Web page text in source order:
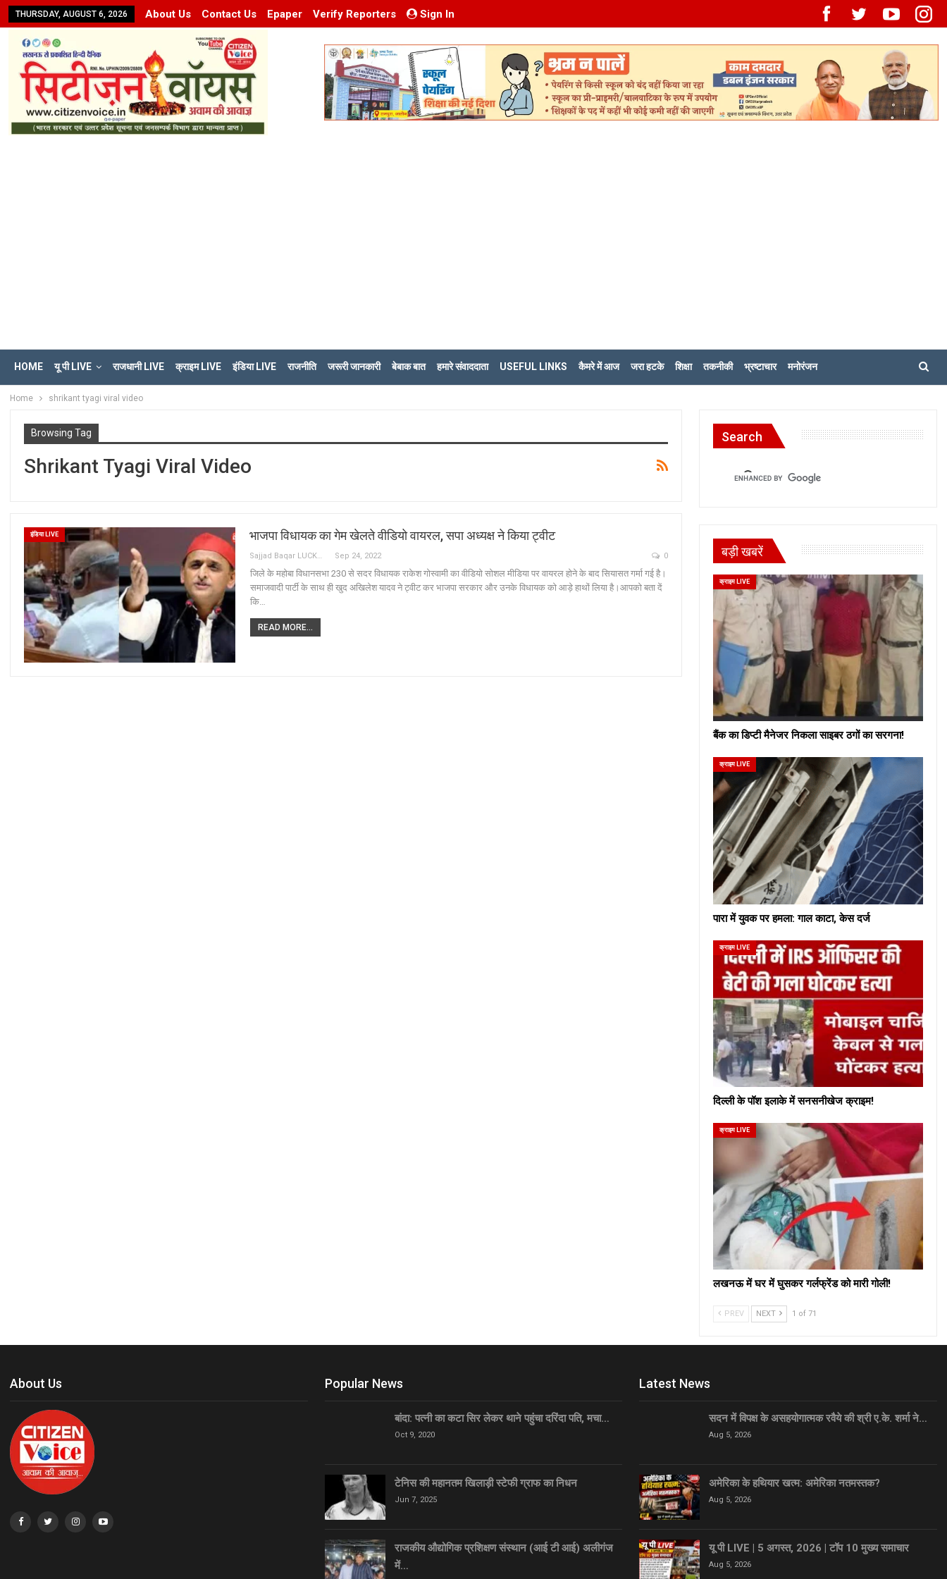
THURSDAY, AUGUST 6, 2026 About Us Contact Us Epaper Verify Reporters Sign In
HOME यू पी LIVE राजधानी LIVE क्राइम LIVE इंडिया LIVE राजनीति जरूरी जानकारी बेबाक बात हमारे संवाददाता USEFUL LINKS कैमरे में आज जरा हटके शिक्षा तकनीकी भ्रष्टाचार मनोरंजन
Home shrikant tyagi viral video
Browsing Tag
Shrikant Tyagi Viral Video
इंडिया LIVE भाजपा विधायक का गेम खेलते वीडियो वायरल, सपा अध्यक्ष ने किया ट्वीट
Sajjad Baqar LUCKNOW Sep 24, 2022 0
जिले के महोबा विधानसभा 230 से सदर विधायक राकेश गोस्वामी का वीडियो सोशल मीडिया पर वायरल होने के बाद सियासत गर्मा गई है।
समाजवादी पार्टी के साथ ही खुद अखिलेश यादव ने ट्वीट कर भाजपा सरकार और उनके विधायक को आड़े हाथों लिया है।आपको बता दें
कि…
READ MORE...
Search
बड़ी खबरें
क्राइम LIVE
बैंक का डिप्टी मैनेजर निकला साइबर ठगों का सरगना!
क्राइम LIVE
पारा में युवक पर हमला: गाल काटा, केस दर्ज
क्राइम LIVE
दिल्ली के पॉश इलाके में सनसनीखेज क्राइम!
क्राइम LIVE
लखनऊ में घर में घुसकर गर्लफ्रेंड को मारी गोली!
PREV NEXT 1 of 71
About Us Popular News
बांदा: पत्नी का कटा सिर लेकर थाने पहुंचा दरिंदा पति, मचा…
Oct 9, 2020
टेनिस की महानतम खिलाड़ी स्टेफी ग्राफ का निधन
Jun 7, 2025
राजकीय औद्योगिक प्रशिक्षण संस्थान (आई टी आई) अलीगंज
में…
Latest News
सदन में विपक्ष के असहयोगात्मक रवैये की श्री ए.के. शर्मा ने…
Aug 5, 2026
अमेरिका के हथियार खत्म: अमेरिका नतमस्तक?
Aug 5, 2026
यू पी LIVE | 5 अगस्त, 2026 | टॉप 10 मुख्य समाचार
Aug 5, 2026